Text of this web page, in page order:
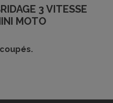
3 VITESSE
MOTO